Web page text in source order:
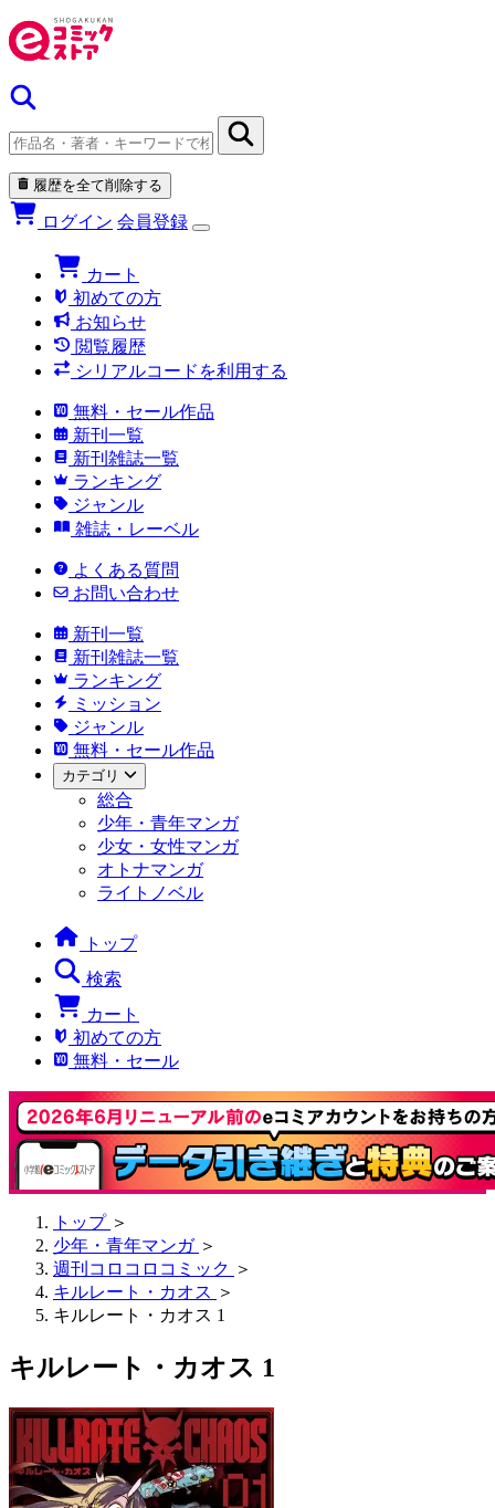
履歴を全て削除する
ログイン 会員登録
カート
初めての方
お知らせ
閲覧履歴
シリアルコードを利用する
無料・セール作品
新刊一覧
新刊雑誌一覧
ランキング
ジャンル
雑誌・レーベル
よくある質問
お問い合わせ
新刊一覧
新刊雑誌一覧
ランキング
ミッション
ジャンル
無料・セール作品
カテゴリ
総合
少年・青年マンガ
少女・女性マンガ
オトナマンガ
ライトノベル
トップ
検索
カート
初めての方
無料・セール
トップ ＞
少年・青年マンガ ＞
週刊コロコロコミック ＞
キルレート・カオス ＞
キルレート・カオス 1
キルレート・カオス 1